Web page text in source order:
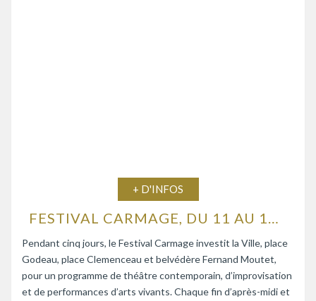
+ D'INFOS
FESTIVAL CARMAGE, DU 11 AU 15 AOÛT 2026
Pendant cinq jours, le Festival Carmage investit la Ville, place
Godeau, place Clemenceau et belvédère Fernand Moutet,
pour un programme de théâtre contemporain, d’improvisation
et de performances d’arts vivants. Chaque fin d’après-midi et